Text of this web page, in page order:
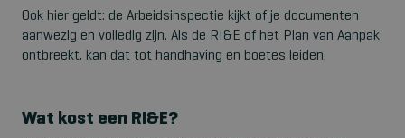
Ook hier geldt: de Arbeidsinspectie kijkt of je documenten
aanwezig en volledig zijn. Als de RI&E of het Plan van Aanpak
ontbreekt, kan dat tot handhaving en boetes leiden.
Wat kost een RI&E?